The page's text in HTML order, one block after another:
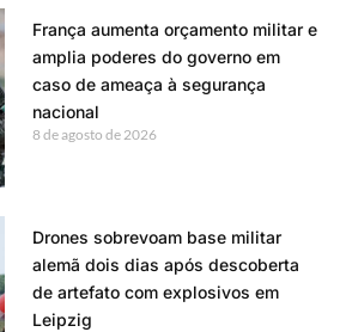
França aumenta orçamento militar e
amplia poderes do governo em
caso de ameaça à segurança
nacional
8 de agosto de 2026
Drones sobrevoam base militar
alemã dois dias após descoberta
de artefato com explosivos em
Leipzig